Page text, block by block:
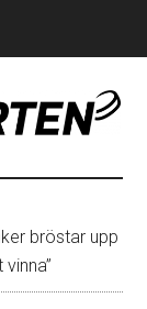
bröstar upp